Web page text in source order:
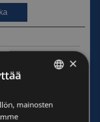
ENGLISH
×
mainosten